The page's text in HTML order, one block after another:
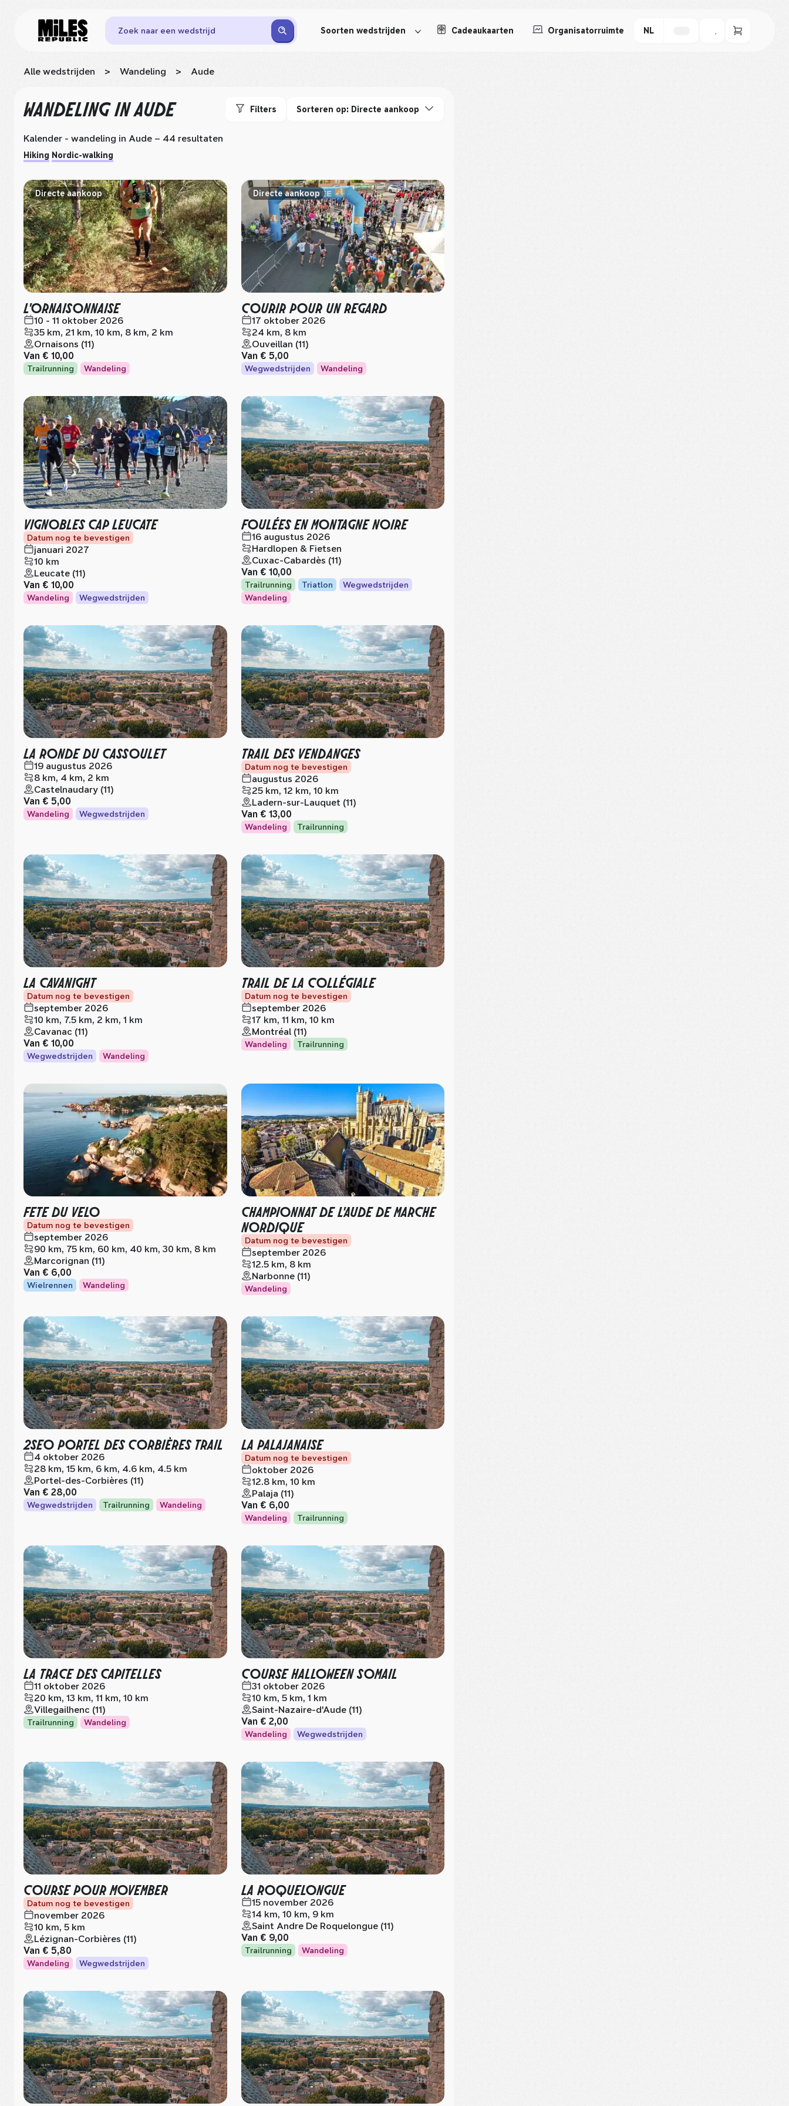
Zoek naar een wedstrijd Soorten wedstrijden Cadeaukaarten Organisatorruimte NL
Alle wedstrijden > Wandeling > Aude
WANDELINGIN AUDE Filters Sorteren op: Directe aankoop
Kalender - wandeling in Aude – 44 resultaten
Hiking Nordic-walking
Directe aankoop
L'ORNAISONNAISE
10 - 11 oktober 2026
35 km, 21 km, 10 km, 8 km, 2 km
Ornaisons (11)
Van € 10,00
Trailrunning Wandeling
Directe aankoop
COURIR POUR UN REGARD
17 oktober 2026
24 km, 8 km
Ouveillan (11)
Van € 5,00
Wegwedstrijden Wandeling
VIGNOBLES CAP LEUCATE
Datum nog te bevestigen
januari 2027
10 km
Leucate (11)
Van € 10,00
Wandeling Wegwedstrijden
FOULÉES EN MONTAGNE NOIRE
16 augustus 2026
Hardlopen & Fietsen
Cuxac-Cabardès (11)
Van € 10,00
Trailrunning Triatlon
Wegwedstrijden
Wandeling
LA RONDE DU CASSOULET
19 augustus 2026
8 km, 4 km, 2 km
Castelnaudary (11)
Van € 5,00
Wandeling Wegwedstrijden
TRAIL DES VENDANGES
Datum nog te bevestigen
augustus 2026
25 km, 12 km, 10 km
Ladern-sur-Lauquet (11)
Van € 13,00
Wandeling Trailrunning
LA CAVANIGHT
Datum nog te bevestigen
september 2026
10 km, 7.5 km, 2 km, 1 km
Cavanac (11)
Van € 10,00
Wegwedstrijden Wandeling
TRAIL DE LA COLLÉGIALE
Datum nog te bevestigen
september 2026
17 km, 11 km, 10 km
Montréal (11)
Wandeling Trailrunning
FETE DU VELO
Datum nog te bevestigen
september 2026
90 km, 75 km, 60 km, 40 km, 30 km, 8 km
Marcorignan (11)
Van € 6,00
Wielrennen Wandeling
CHAMPIONNAT DE L'AUDE DE MARCHE
NORDIQUE
Datum nog te bevestigen
september 2026
12.5 km, 8 km
Narbonne (11)
Wandeling
2SEO PORTEL DES CORBIÈRES TRAIL
4 oktober 2026
28 km, 15 km, 6 km, 4.6 km, 4.5 km
Portel-des-Corbières (11)
Van € 28,00
Wegwedstrijden Trailrunning Wandeling
LA PALAJANAISE
Datum nog te bevestigen
oktober 2026
12.8 km, 10 km
Palaja (11)
Van € 6,00
Wandeling Trailrunning
LA TRACE DES CAPITELLES
11 oktober 2026
20 km, 13 km, 11 km, 10 km
Villegailhenc (11)
Trailrunning Wandeling
COURSE HALLOWEEN SOMAIL
31 oktober 2026
10 km, 5 km, 1 km
Saint-Nazaire-d'Aude (11)
Van € 2,00
Wandeling Wegwedstrijden
COURSE POUR MOVEMBER
Datum nog te bevestigen
november 2026
10 km, 5 km
Lézignan-Corbières (11)
Van € 5,80
Wandeling Wegwedstrijden
LA ROQUELONGUE
15 november 2026
14 km, 10 km, 9 km
Saint Andre De Roquelongue (11)
Van € 9,00
Trailrunning Wandeling